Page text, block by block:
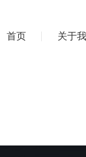
首页 关于